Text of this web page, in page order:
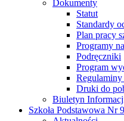
Dokumenty
Statut
Standardy
Plan pracy
Programy
Podręczniki
Program
Druki do
Biuletyn
Szkoła Podstawowa Nr 9